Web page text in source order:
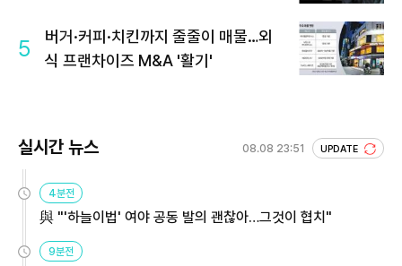
5
버거·커피·치킨까지 줄줄이 매물…외
식 프랜차이즈 M&A '활기'
실시간 뉴스 08.08 23:51 UPDATE
4분전
與 "'하늘이법' 여야 공동 발의 괜찮아…그것이 협치"
9분전